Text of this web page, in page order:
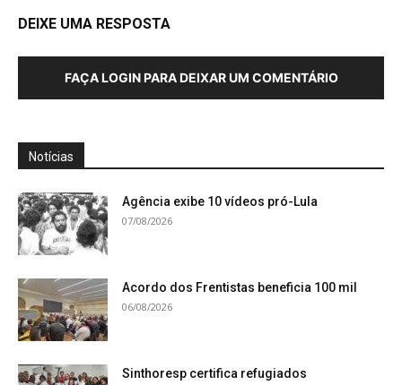
DEIXE UMA RESPOSTA
FAÇA LOGIN PARA DEIXAR UM COMENTÁRIO
Notícias
Agência exibe 10 vídeos pró-Lula
07/08/2026
Acordo dos Frentistas beneficia 100 mil
06/08/2026
Sinthoresp certifica refugiados